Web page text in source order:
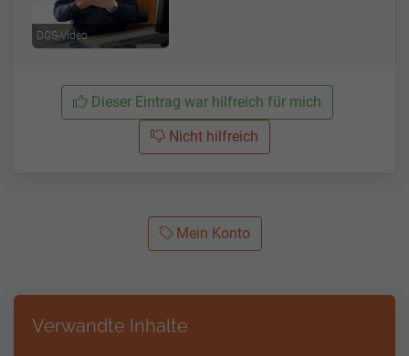
DGS-Video
Dieser Eintrag war hilfreich für mich
Nicht hilfreich
Mein Konto
Verwandte Inhalte